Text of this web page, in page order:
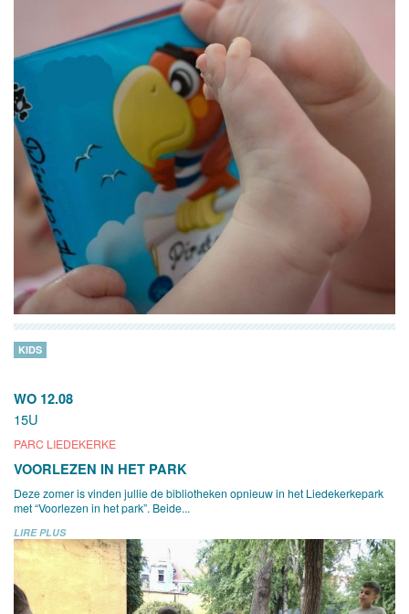
WO 12.08
15U
PARC LIEDEKERKE
KIDS
VOORLEZEN IN HET PARK
Deze zomer is vinden jullie de bibliotheken opnieuw in het Liedekerkepark
met “Voorlezen in het park”. Beide...
LIRE PLUS